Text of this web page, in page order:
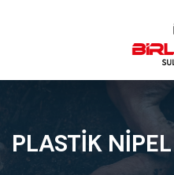
PLASTİK NİPEL